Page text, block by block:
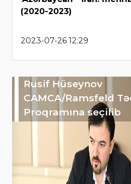
(2020-2023)
2023-07-26 12:29
Rusif Hüseynov
CAMCA/Ramsfeld
Proqramına seçilib